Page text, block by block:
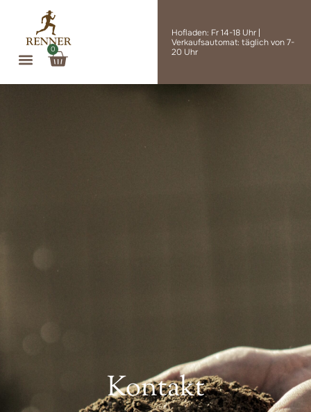
springen
0
Warenkorb
Hofladen: Fr 14-18 Uhr |
Verkaufsautomat: täglich von 7-
20 Uhr
Kontakt